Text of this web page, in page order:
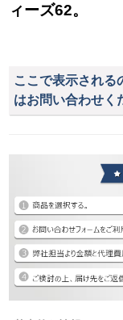
ィーズ62。
ここで表示される
はお問い合わせく